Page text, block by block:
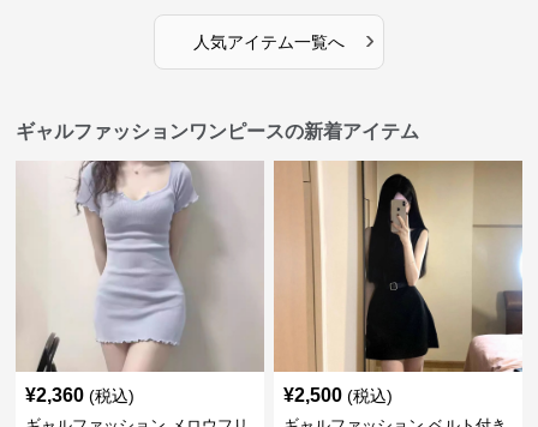
人気アイテム一覧へ ›
ギャルファッションワンピースの新着アイテム
¥2,360 (税込) ¥2,500 (税込)